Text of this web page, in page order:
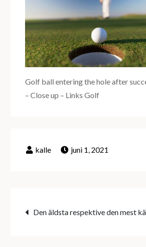
Golf ball entering the hole after
– Close up – Links Golf
juni 1, 2021
Den äldsta respektive den mest